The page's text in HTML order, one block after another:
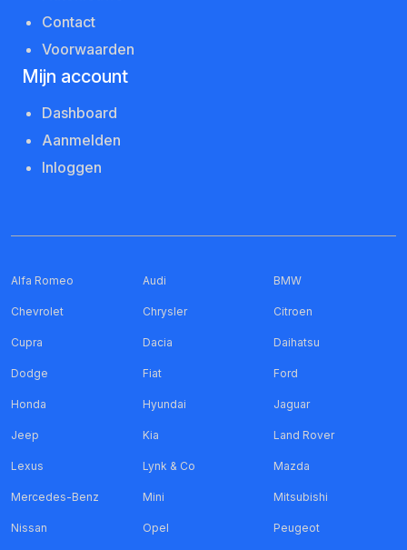
Contact
Voorwaarden
Mijn account
Dashboard
Aanmelden
Inloggen
Alfa Romeo Audi BMW
Chevrolet Chrysler Citroen
Cupra Dacia Daihatsu
Dodge Fiat Ford
Honda Hyundai Jaguar
Jeep Kia Land Rover
Lexus Lynk & Co Mazda
Mercedes-Benz Mini Mitsubishi
Nissan Opel Peugeot